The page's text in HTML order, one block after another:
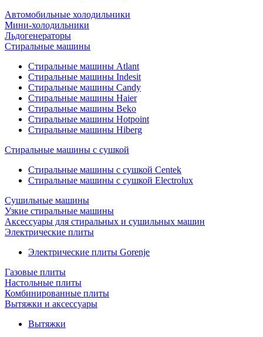
Автомобильные холодильники
Мини-холодильники
Льдогенераторы
Стиральные машины
Стиральные машины Atlant
Стиральные машины Indesit
Стиральные машины Candy
Стиральные машины Haier
Стиральные машины Beko
Стиральные машины Hotpoint
Стиральные машины Hiberg
Стиральные машины с сушкой
Стиральные машины с сушкой Centek
Стиральные машины с сушкой Electrolux
Сушильные машины
Узкие стиральные машины
Аксессуары для стиральных и сушильных машин
Электрические плиты
Электрические плиты Gorenje
Газовые плиты
Настольные плиты
Комбинированные плиты
Вытяжки и аксессуары
Вытяжки